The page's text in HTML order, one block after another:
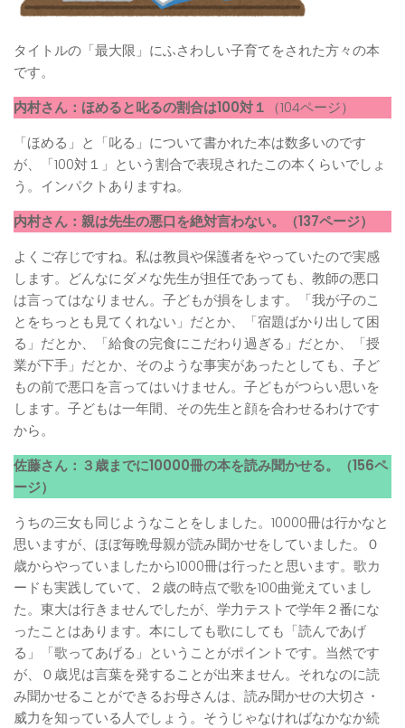
タイトルの「最大限」にふさわしい子育てをされた方々の本
です。
内村さん：ほめると叱るの割合は100対１ （104ページ）
「ほめる」と「叱る」について書かれた本は数多いのです
が、「100対１」という割合で表現されたこの本くらいでしょ
う。インパクトありますね。
内村さん：親は先生の悪口を絶対言わない。（137ページ）
よくご存じですね。私は教員や保護者をやっていたので実感
します。どんなにダメな先生が担任であっても、教師の悪口
は言ってはなりません。子どもが損をします。「我が子のこ
とをちっとも見てくれない」だとか、「宿題ばかり出して困
る」だとか、「給食の完食にこだわり過ぎる」だとか、「授
業が下手」だとか、そのような事実があったとしても、子ど
もの前で悪口を言ってはいけません。子どもがつらい思いを
します。子どもは一年間、その先生と顔を合わせるわけです
から。
佐藤さん：３歳までに10000冊の本を読み聞かせる。（156ペ
ージ）
うちの三女も同じようなことをしました。10000冊は行かなと
思いますが、ほぼ毎晩母親が読み聞かせをしていました。０
歳からやっていましたから1000冊は行ったと思います。歌カ
ードも実践していて、２歳の時点で歌を100曲覚えていまし
た。東大は行きませんでしたが、学力テストで学年２番にな
ったことはあります。本にしても歌にしても「読んであげ
る」「歌ってあげる」ということがポイントです。当然です
が、０歳児は言葉を発することが出来ません。それなのに読
み聞かせることができるお母さんは、読み聞かせの大切さ・
威力を知っている人でしょう。そうじゃなければなかなか続